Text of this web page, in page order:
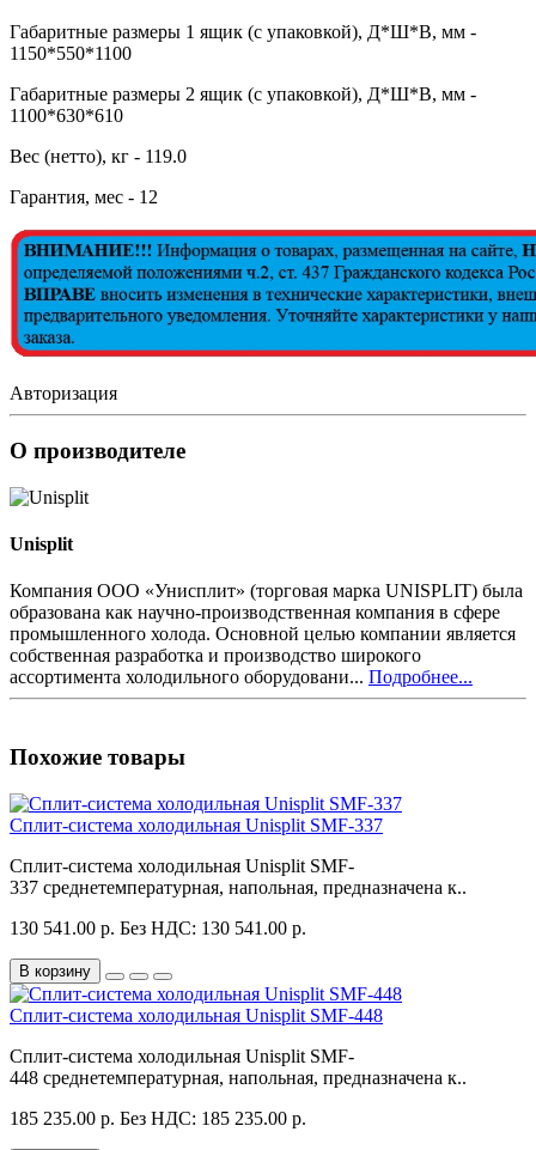
Габаритные размеры 1 ящик (с упаковкой), Д*Ш*В, мм -
1150*550*1100
Габаритные размеры 2 ящик (с упаковкой), Д*Ш*В, мм -
1100*630*610
Вес (нетто), кг - 119.0
Гарантия, мес - 12
Авторизация
О производителе
Unisplit
Компания ООО «Унисплит» (торговая марка UNISPLIT) была
образована как научно-производственная компания в сфере
промышленного холода. Основной целью компании является
собственная разработка и производство широкого
ассортимента холодильного оборудовани... Подробнее...
Похожие товары
Сплит-система холодильная Unisplit SMF-337
Сплит-система холодильная Unisplit SMF-
337 среднетемпературная, напольная, предназначена к..
130 541.00 р. Без НДС: 130 541.00 р.
В корзину
Сплит-система холодильная Unisplit SMF-448
Сплит-система холодильная Unisplit SMF-
448 среднетемпературная, напольная, предназначена к..
185 235.00 р. Без НДС: 185 235.00 р.